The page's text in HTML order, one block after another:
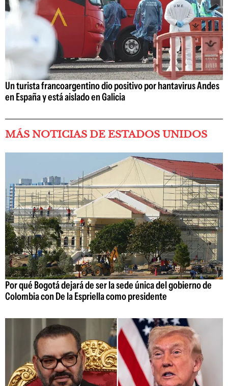
Un turista francoargentino dio positivo por hantavirus Andes
en España y está aislado en Galicia
MÁS NOTICIAS DE ESTADOS UNIDOS
Por qué Bogotá dejará de ser la sede única del gobierno de
Colombia con De la Espriella como presidente